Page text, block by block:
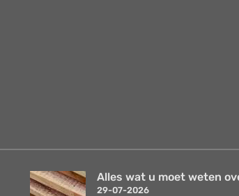
Alles wat u moet weten
29-07-2026